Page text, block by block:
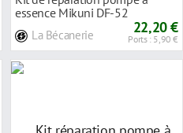
essence Mikuni DF-52
La Bécanerie 22,20 €
Ports : 5,90 €